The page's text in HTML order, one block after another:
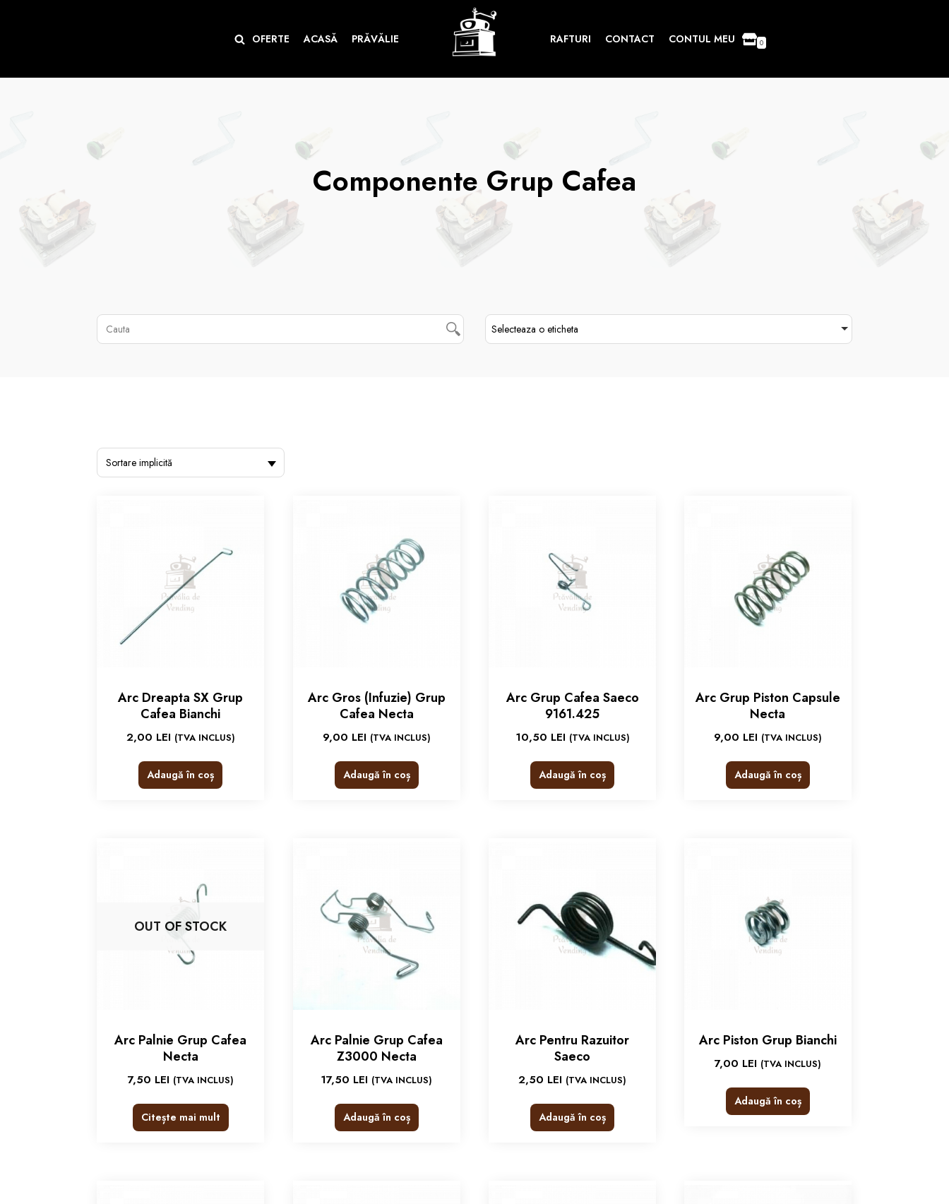
conținut
OFERTE ACASĂ PRĂVĂLIE RAFTURI CONTACT CONTUL MEU 0
Componente Grup Cafea
Selecteaza o eticheta
Sortare implicită
Arc Dreapta SX Grup
Cafea Bianchi
2,00 LEI (TVA INCLUS)
Adaugă în coș
Arc Gros (Infuzie) Grup
Cafea Necta
9,00 LEI (TVA INCLUS)
Adaugă în coș
Arc Grup Cafea Saeco
9161.425
10,50 LEI (TVA INCLUS)
Adaugă în coș
Arc Grup Piston Capsule
Necta
9,00 LEI (TVA INCLUS)
Adaugă în coș
OUT OF STOCK
Arc Palnie Grup Cafea
Necta
7,50 LEI (TVA INCLUS)
Citește mai mult
Arc Palnie Grup Cafea
Z3000 Necta
17,50 LEI (TVA INCLUS)
Adaugă în coș
Arc Pentru Razuitor
Saeco
2,50 LEI (TVA INCLUS)
Adaugă în coș
Arc Piston Grup Bianchi
7,00 LEI (TVA INCLUS)
Adaugă în coș